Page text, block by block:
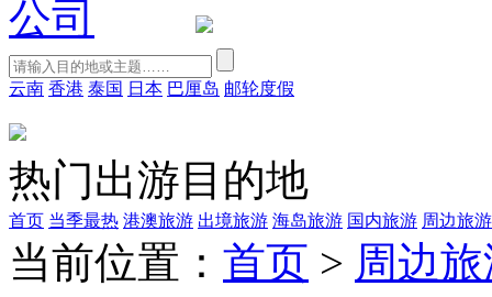
云南 香港 泰国 日本 巴厘岛 邮轮度假
热门出游目的地
首页 当季最热 港澳旅游 出境旅游 海岛旅游 国内旅游 周边旅游
当前位置： 首页 > 周边